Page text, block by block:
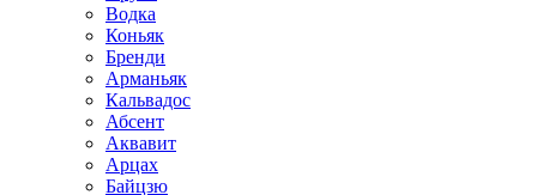
Водка
Коньяк
Бренди
Арманьяк
Кальвадос
Абсент
Аквавит
Арцах
Байцзю